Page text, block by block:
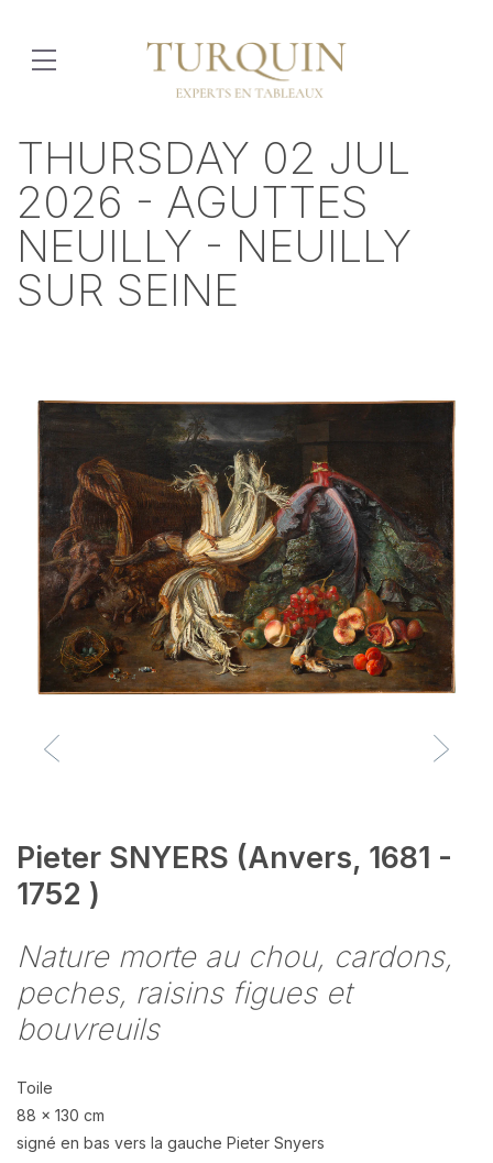
THURSDAY 02 JUL
2026 - AGUTTES
NEUILLY - NEUILLY
SUR SEINE
Pieter SNYERS (Anvers, 1681 -
1752 )
Nature morte au chou, cardons,
peches, raisins figues et
bouvreuils
Toile
88 x 130 cm
signé en bas vers la gauche Pieter Snyers